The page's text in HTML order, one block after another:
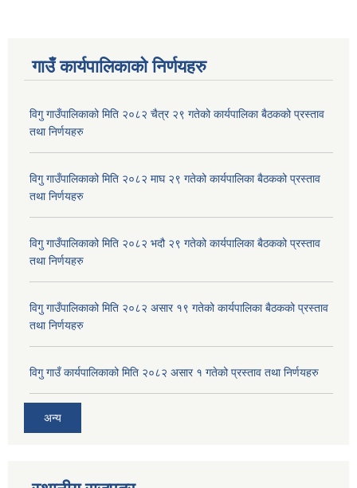
गाउँ कार्यपालिकाकाे निर्णयहरु
विगु गाउँपालिकाको मिति २०८२ चैत्र २९ गतेको कार्यपालिका बैठकको प्रस्ताव
तथा निर्णयहरु
विगु गाउँपालिकाको मिति २०८२ माघ २९ गतेको कार्यपालिका बैठकको प्रस्ताव
तथा निर्णयहरु
विगु गाउँपालिकाको मिति २०८२ भदौ २९ गतेको कार्यपालिका बैठकको प्रस्ताव
तथा निर्णयहरु
विगु गाउँपालिकाको मिति २०८२ असार १९ गतेको कार्यपालिका बैठकको प्रस्ताव
तथा निर्णयहरु
विगु गाउँ कार्यपालिकाको मिति २०८२ असार १ गतेको प्रस्ताव तथा निर्णयहरु
अन्य